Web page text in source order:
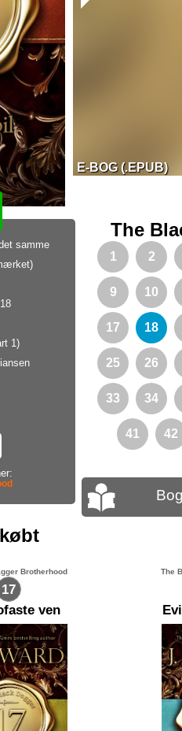
E-BOG (.EPUB)
samme
1)
The
1 2
9 10
17 18
25 26
33 34
41 42
Bog
17
Brotherhood
ven
The